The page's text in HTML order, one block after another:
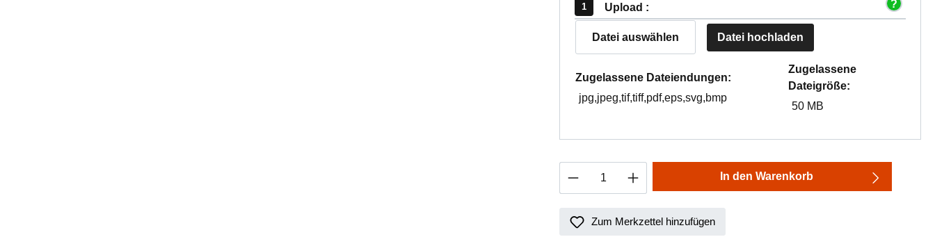
Upload :
Datei auswählen Datei hochladen
Zugelassene Dateiendungen:
jpg,jpeg,tif,tiff,pdf,eps,svg,bmp
Zugelassene
Dateigröße:
50 MB
Produkt Anzahl: Gib den gewünschten Wert ein
In den Warenkorb
Zum Merkzettel hinzufügen